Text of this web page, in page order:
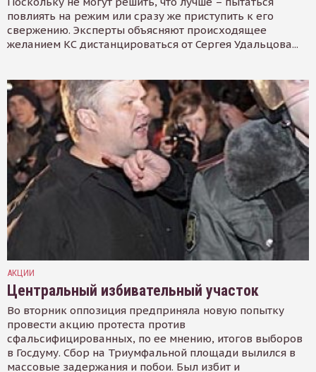
повлиять на режим или сразу же приступить к его
свержению. Эксперты объясняют происходящее
желанием КС дистанцироваться от Сергея Удальцова...
АКЦИИ
Центральный избивательный участок
Во вторник оппозиция предприняла новую попытку
провести акцию протеста против
сфальсифицированных, по ее мнению, итогов выборов
в Госдуму. Сбор на Триумфальной площади вылился в
массовые задержания и побои. Был избит и